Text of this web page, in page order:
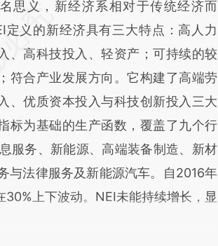
义，新经济系相对于传统经济而
定义的新经济具有三大特点：高人力
、高科技投入、轻资产；可持续的较
符合产业发展方向。它构建了高端劳
、优质资本投入与科技创新投入三大
标为基础的生产函数，覆盖了九个行
服务、新能源、高端装备制造、新材
与法律服务及新能源汽车。自2016年
上下波动。NEI未能持续增长，显